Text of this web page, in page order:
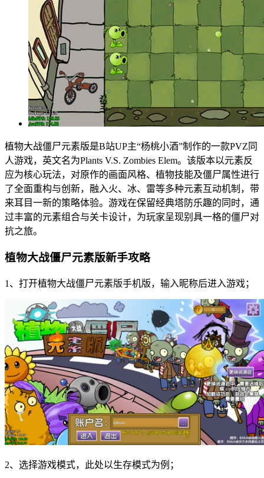
植物大战僵尸元素版是B站UP主“杨桃小酒”制作的一款PVZ同
人游戏，英文名为Plants V.S. Zombies Elem。该版本以元素反
应为核心玩法，对原作的画面风格、植物技能及僵尸属性进行
了全面重构与创新，融入火、冰、雷等多种元素互动机制，带
来耳目一新的策略体验。游戏在保留经典塔防乐趣的同时，通
过丰富的元素组合与关卡设计，为玩家呈现别具一格的僵尸对
抗之旅。
植物大战僵尸元素版新手攻略
1、打开植物大战僵尸元素版手机版，输入昵称后进入游戏；
2、选择游戏模式，此处以生存模式为例；